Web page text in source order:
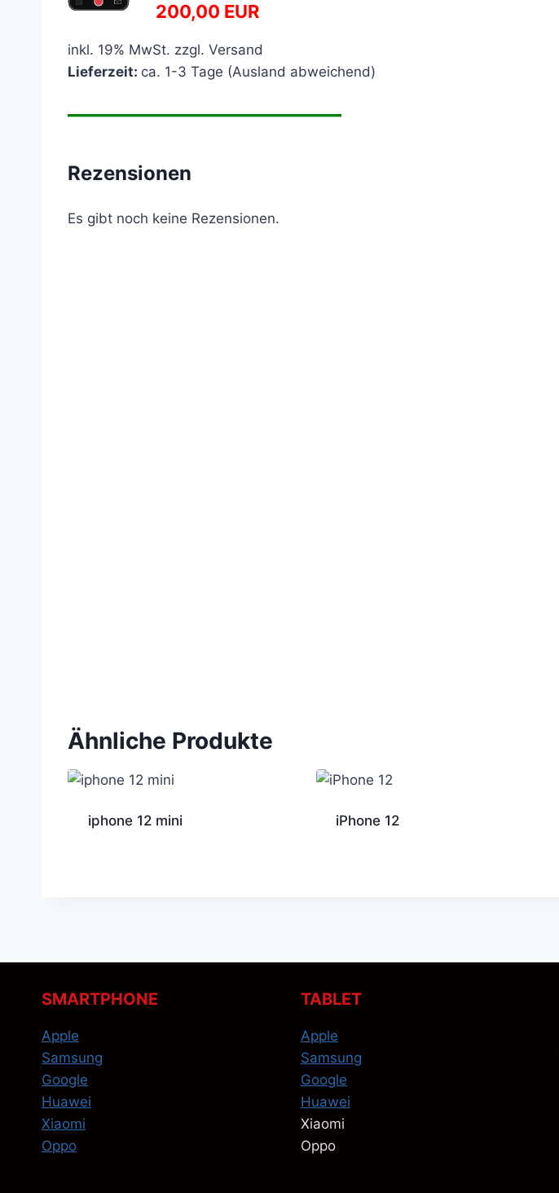
200,00 EUR
inkl. 19% MwSt. zzgl. Versand
Lieferzeit: ca. 1-3 Tage (Ausland abweichend)
————————————
Rezensionen
Es gibt noch keine Rezensionen.
Ähnliche Produkte
iphone 12 mini iPhone 12
SMARTPHONE
Apple
Samsung
Google
Huawei
Xiaomi
Oppo
TABLET
Apple
Samsung
Google
Huawei
Xiaomi
Oppo